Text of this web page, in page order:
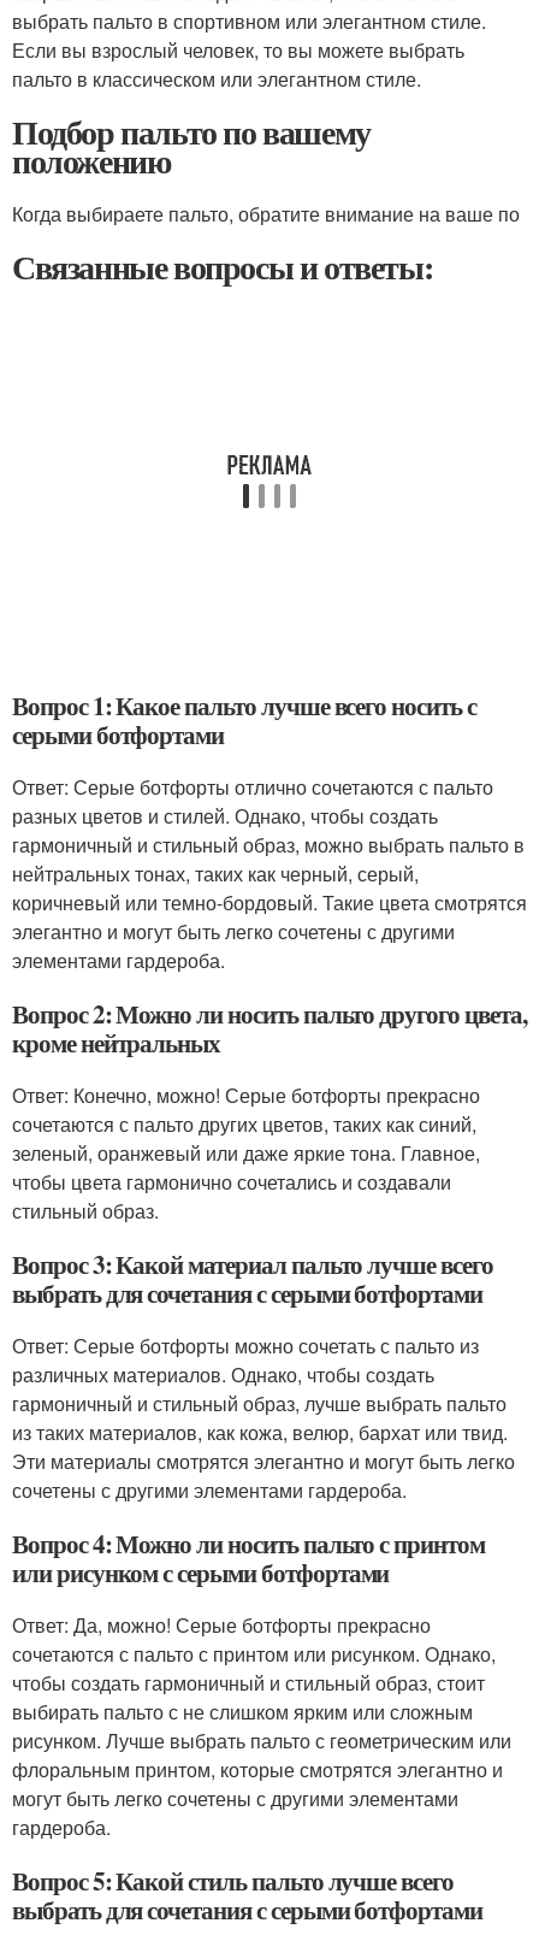
выбрать пальто в спортивном или элегантном стиле.
Если вы взрослый человек, то вы можете выбрать
пальто в классическом или элегантном стиле.
Подбор пальто по вашему
положению
Когда выбираете пальто, обратите внимание на ваше по
Связанные вопросы и ответы:
Вопрос 1: Какое пальто лучше всего носить с
серыми ботфортами
Ответ: Серые ботфорты отлично сочетаются с пальто
разных цветов и стилей. Однако, чтобы создать
гармоничный и стильный образ, можно выбрать пальто в
нейтральных тонах, таких как черный, серый,
коричневый или темно-бордовый. Такие цвета смотрятся
элегантно и могут быть легко сочетены с другими
элементами гардероба.
Вопрос 2: Можно ли носить пальто другого цвета,
кроме нейтральных
Ответ: Конечно, можно! Серые ботфорты прекрасно
сочетаются с пальто других цветов, таких как синий,
зеленый, оранжевый или даже яркие тона. Главное,
чтобы цвета гармонично сочетались и создавали
стильный образ.
Вопрос 3: Какой материал пальто лучше всего
выбрать для сочетания с серыми ботфортами
Ответ: Серые ботфорты можно сочетать с пальто из
различных материалов. Однако, чтобы создать
гармоничный и стильный образ, лучше выбрать пальто
из таких материалов, как кожа, велюр, бархат или твид.
Эти материалы смотрятся элегантно и могут быть легко
сочетены с другими элементами гардероба.
Вопрос 4: Можно ли носить пальто с принтом
или рисунком с серыми ботфортами
Ответ: Да, можно! Серые ботфорты прекрасно
сочетаются с пальто с принтом или рисунком. Однако,
чтобы создать гармоничный и стильный образ, стоит
выбирать пальто с не слишком ярким или сложным
рисунком. Лучше выбрать пальто с геометрическим или
флоральным принтом, которые смотрятся элегантно и
могут быть легко сочетены с другими элементами
гардероба.
Вопрос 5: Какой стиль пальто лучше всего
выбрать для сочетания с серыми ботфортами